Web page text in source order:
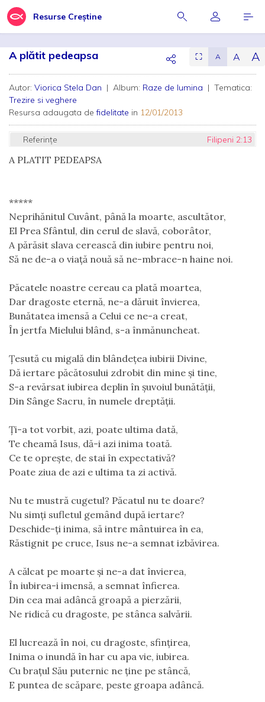
Resurse Creștine
A plătit pedeapsa ⛶ A A A
Autor: Viorica Stela Dan | Album: Raze de lumina | Tematica:
Trezire si veghere
Resursa adaugata defidelitate in 12/01/2013
Referințe Filipeni 2:13
A PLATIT PEDEAPSA
*****
Neprihănitul Cuvânt, până la moarte, ascultător,
El Prea Sfântul, din cerul de slavă, coborâtor,
A părăsit slava cerească din iubire pentru noi,
Să ne de-a o viaţă nouă să ne-mbrace-n haine noi.
Păcatele noastre cereau ca plată moartea,
Dar dragoste eternă, ne-a dăruit învierea,
Bunătatea imensă a Celui ce ne-a creat,
În jertfa Mielului blând, s-a înmănuncheat.
Țesută cu migală din blândețea iubirii Divine,
Dă iertare păcătosului zdrobit din mine şi tine,
S-a revărsat iubirea deplin în șuvoiul bunătății,
Din Sânge Sacru, în numele dreptății.
Ți-a tot vorbit, azi, poate ultima dată,
Te cheamă Isus, dă-i azi inima toată.
Ce te oprește, de stai în expectativă?
Poate ziua de azi e ultima ta zi activă.
Nu te mustră cugetul? Păcatul nu te doare?
Nu simţi sufletul gemând după iertare?
Deschide-ți inima, să intre mântuirea în ea,
Răstignit pe cruce, Isus ne-a semnat izbăvirea.
A călcat pe moarte şi ne-a dat învierea,
În iubirea-i imensă, a semnat înfierea.
Din cea mai adâncă groapă a pierzării,
Ne ridică cu dragoste, pe stânca salvării.
El lucrează în noi, cu dragoste, sfințirea,
Inima o inundă în har cu apa vie, iubirea.
Cu braţul Său puternic ne ține pe stâncă,
E puntea de scăpare, peste groapa adâncă.